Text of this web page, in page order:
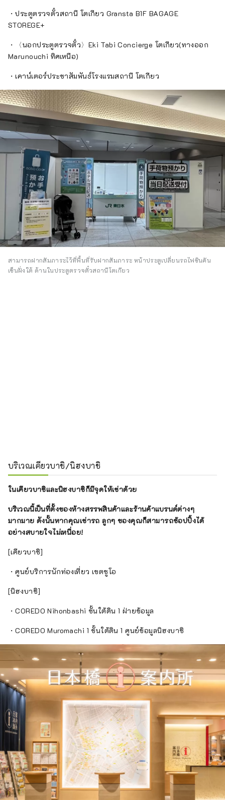
・ประตูตรวจตั๋วสถานี โตเกียว Gransta B1F BAGAGE
STOREGE+
・〈นอกประตูตรวจตั๋ว〉Eki Tabi Concierge โตเกียว(ทางออก
Marunouchi ทิศเหนือ)
・เคาน์เตอร์ประชาสัมพันธ์โรงแรมสถานี โตเกียว
สามารถฝากสัมภาระไว้ที่พื้นที่รับฝากสัมภาระ หน้าประตูเปลี่ยนรถไฟชินคัน
เซ็นฝั่งใต้ ด้านในประตูตรวจตั๋วสถานีโตเกียว
บริเวณเคียวบาชิ/นิฮงบาชิ
ในเคียวบาชิและนิฮงบาชิก็มีจุดให้เช่าด้วย
บริเวณนี้เป็นที่ตั้งของห้างสรรพสินค้าและร้านค้าแบรนด์ต่างๆ
มากมาย ดังนั้นหากคุณเช่ารถ ลูกๆ ของคุณก็สามารถช้อปปิ้งได้
อย่างสบายใจไม่เหนื่อย!
[เคียวบาชิ]
・ศูนย์บริการนักท่องเที่ยว เขตชูโอ
[นิฮงบาชิ]
・COREDO Nihonbashi ชั้นใต้ดิน 1 ฝ่ายข้อมูล
・COREDO Muromachi 1 ชั้นใต้ดิน 1 ศูนย์ข้อมูลนิฮงบาชิ